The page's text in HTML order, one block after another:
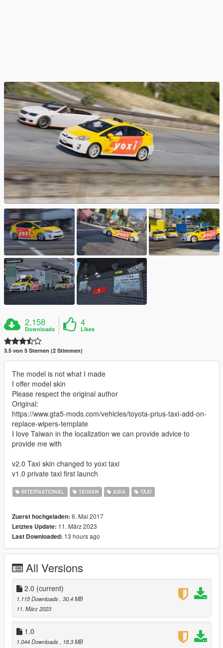
2.158
Downloads
4
Likes
3.5 von 5 Sternen (2 Stimmen)
The model is not what I made
I offer model skin
Please respect the original author
Original:
https://www.gta5-mods.com/vehicles/toyota-prius-taxi-add-on-
replace-wipers-template
I love Taiwan in the localization we can provide advice to
provide me with
v2.0 Taxi skin changed to yoxi taxi
v1.0 private taxi first launch
INTERNATIONAL TAIWAN ASIA TAXI
Zuerst hochgeladen: 6. Mai 2017
Letztes Update: 11. März 2023
Last Downloaded: 13 hours ago
All Versions
2.0 (current)
1.115 Downloads , 30,4 MB
11. März 2023
1.0
1.044 Downloads
, 18,3 MB